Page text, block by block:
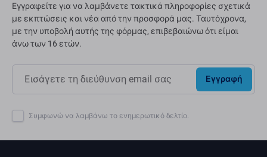
Εγγραφείτε για να λαμβάνετε τακτικά πληροφορίες σχετικά
με εκπτώσεις και νέα από την προσφορά μας. Ταυτόχρονα,
με την υποβολή αυτής της φόρμας, επιβεβαιώνω ότι είμαι
άνω των 16 ετών.
Εγγραφή
Συμφωνώ να λαμβάνω το ενημερωτικό δελτίο.